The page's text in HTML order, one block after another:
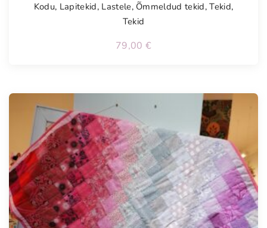
Kodu, Lapitekid, Lastele, Õmmeldud tekid,Tekid,
Tekid
79,00 €